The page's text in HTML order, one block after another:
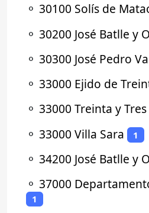
⚬ 30100 Solís de
⚬ 30200 José Batlle y
⚬ 30300 José Pedro
⚬ 33000 Ejido de
⚬ 33000 Treinta y Tres
⚬ 33000 Villa Sara 1
⚬ 34200 José Batlle y
⚬ 37000
1